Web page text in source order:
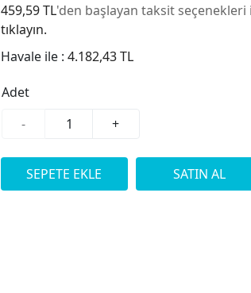
459,59 TL'den başlayan taksit seçenekleri
tıklayın.
Havale ile : 4.182,43 TL
Adet
-
+